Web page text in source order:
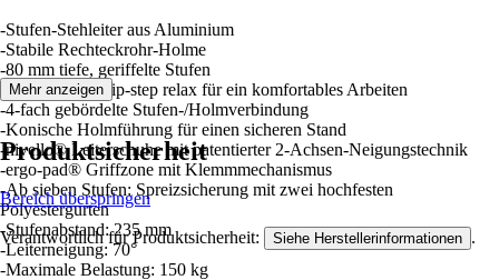
-Stufen-Stehleiter aus Aluminium
-Stabile Rechteckrohr-Holme
-80 mm tiefe, geriffelte Stufen
-Trittauflagen clip-step relax für ein komfortables Arbeiten
-4-fach gebördelte Stufen-/Holmverbindung
-Konische Holmführung für einen sicheren Stand
-nivello® Leiterschuhe mit patentierter 2-Achsen-Neigungstechnik
-ergo-pad® Griffzone mit Klemmmechanismus
-Ab sieben Stufen: Spreizsicherung mit zwei hochfesten
Polyestergurten
-Stufenabstand: 235 mm
-Leiterneigung: 70°
-Maximale Belastung: 150 kg
Mehr anzeigen
Produktsicherheit
Bereich überspringen
Verantwortlich für Produktsicherheit: Siehe Herstellerinformationen .